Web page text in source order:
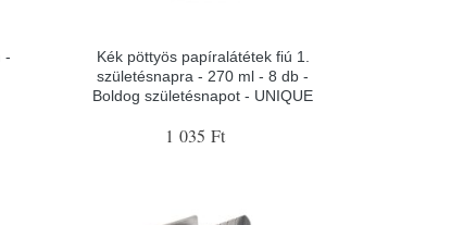
-
Kék pöttyös papíralátétek fiú 1.
születésnapra - 270 ml - 8 db -
Boldog születésnapot - UNIQUE
1 035 Ft